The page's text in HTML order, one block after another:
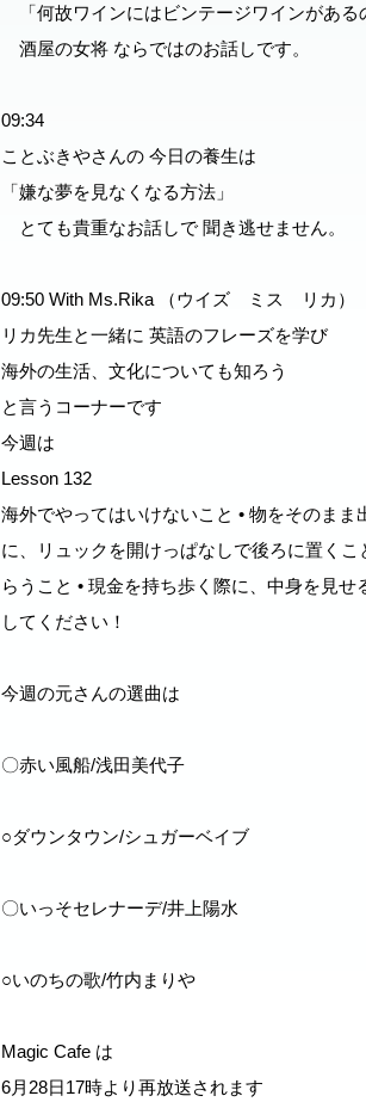
「何故ワインにはビンテージワインがある
酒屋の女将 ならではのお話しです。
09:34
ことぶきやさんの 今日の養生は
「嫌な夢を見なくなる方法」
とても貴重なお話しで 聞き逃せません。
09:50 With Ms.Rika （ウイズ ミス リカ）
リカ先生と一緒に 英語のフレーズを学び
海外の生活、文化についても知ろう
と言うコーナーです
今週は
Lesson 132
海外でやってはいけないこと • 物をそのま
に、リュックを開けっぱなしで後ろに置く
らうこと • 現⾦を持ち歩く際に、中⾝を⾒
してください！
今週の元さんの選曲は
〇赤い風船/浅田美代子
○ダウンタウン/シュガーベイブ
〇いっそセレナーデ/井上陽水
○いのちの歌/竹内まりや
Magic Cafe は
6月28日17時より再放送されます